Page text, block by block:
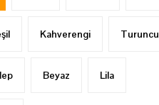
Kahverengi Turuncu
Beyaz Lila